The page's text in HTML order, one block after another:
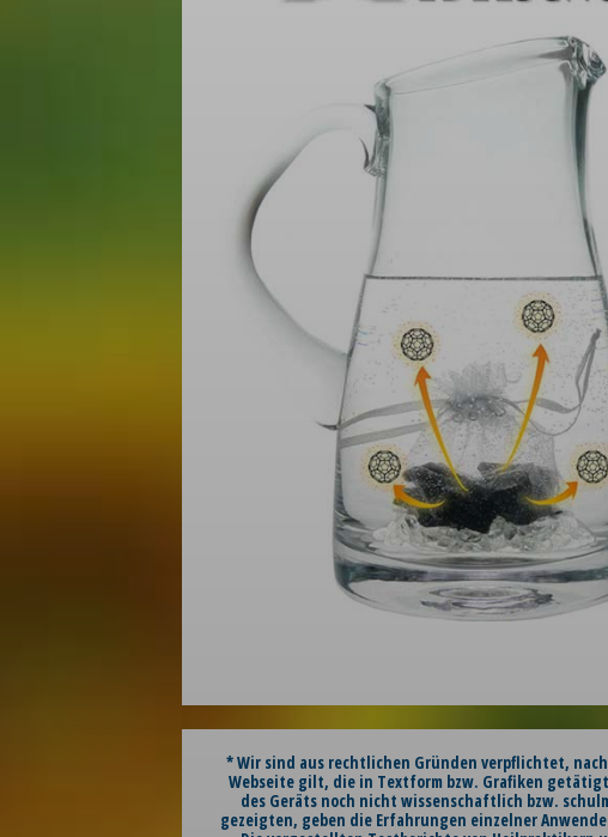
* Wir sind aus rechtlichen Gründen verpflichtet,
Webseite gilt, die in Textform bzw. Grafiken
des Geräts noch nicht wissenschaftlich bzw.
gezeigten, geben die Erfahrungen einzelner